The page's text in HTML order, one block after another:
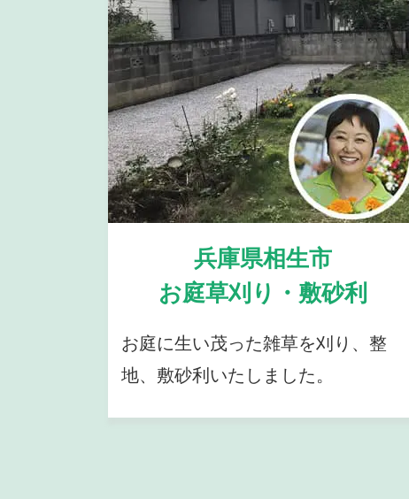
兵庫県相生市
お庭草刈り・敷砂利
お庭に生い茂った雑草を刈り、整
地、敷砂利いたしました。